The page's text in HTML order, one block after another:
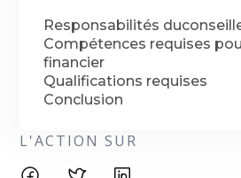
Responsabilités
Compétences requises
financier
Qualifications requises
Conclusion
L'ACTION SUR